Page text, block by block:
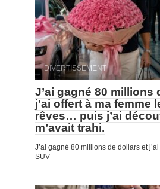
DIVERTISSEMENT
J’ai gagné 80 millions
j’ai offert à ma femme
rêves… puis j’ai
m’avait trahi.
J’ai gagné 80 millions de dollars et
SUV